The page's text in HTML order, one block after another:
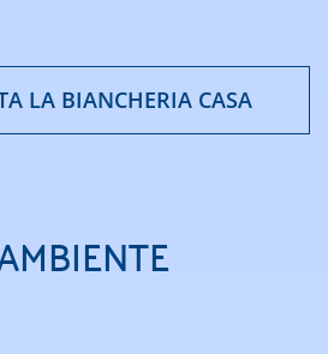
LA BIANCHERIA CASA